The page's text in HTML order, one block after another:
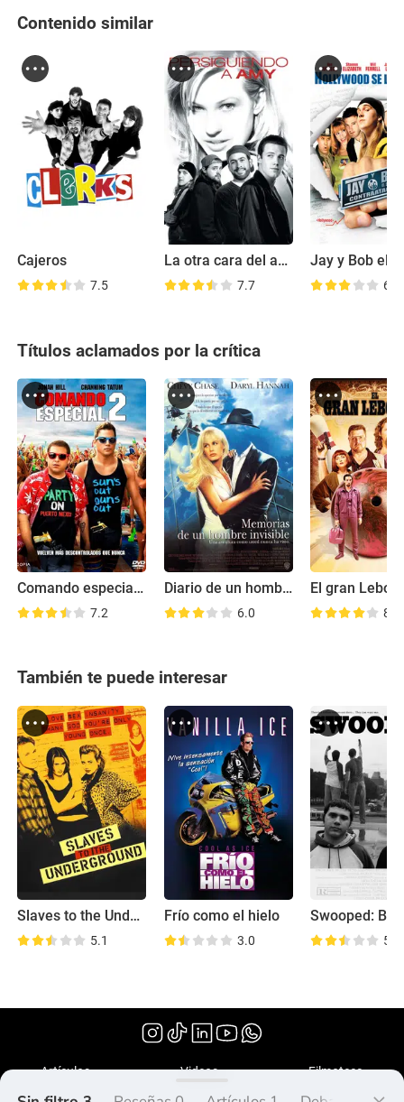
Contenido similar
Cajeros
7.5
La otra cara del amor
7.7 6.8
Títulos aclamados por la crítica
Comando especial 2
7.2
Diario de un hombre invisible
6.0
El gran
8.1
También te puede interesar
Slaves to the Underground
5.1
Frío como el hielo
3.0 5.5
(1995)
Artículos Videos Filmoteca